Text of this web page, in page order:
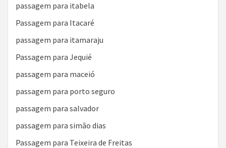
passagem para itabela
Passagem para Itacaré
passagem para itamaraju
Passagem para Jequié
passagem para maceió
passagem para porto seguro
passagem para salvador
passagem para simão dias
Passagem para Teixeira de Freitas